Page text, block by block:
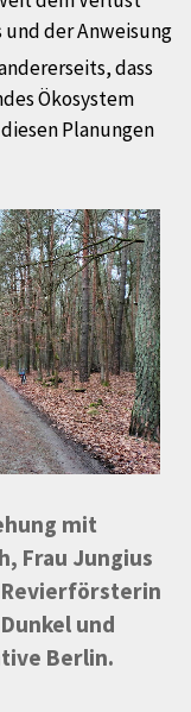
der Anweisung
dass
Ökosystem
Planungen
mit
Frau Jungius
Revierförsterin
und
Berlin.